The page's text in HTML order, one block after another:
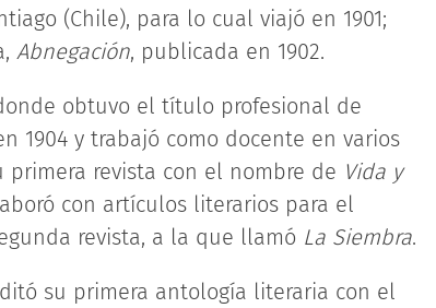
(Chile), para lo cual viajó en 1901;
Abnegación, publicada en 1902.
obtuvo el título profesional de
1904 y trabajó como docente en varios
revista con el nombre de Vida y
con artículos literarios para el
revista, a la que llamó La Siembra.
su primera antología literaria con el